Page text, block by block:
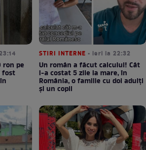
ron pe
fost
STIRI INTERNE • ieri la 22:32
Un român a făcut calculul! Cât
l-a costat 5 zile la mare, în
România, o familie cu doi adulți
și un copil